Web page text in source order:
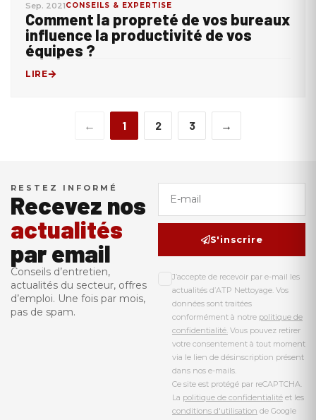
Sep. 2021CONSEILS & EXPERTISE
Comment la propreté de vos bureaux
influence la productivité de vos
équipes ?
LIRE
← 1 2 3 →
RESTEZ INFORMÉ
Recevez nos
actualités
par email
Conseils d’entretien,
actualités du secteur, offres
d’emploi. Une fois par mois,
pas de spam.
J’accepte de recevoir par e-mail les
actualités d’ATP Nettoyage. Vos
données sont traitées
conformément à notre politique de
confidentialité. Vous pouvez retirer
votre consentement à tout moment
via le lien de désinscription présent
dans nos e-mails.
Ce site est protégé par reCAPTCHA.
La politique de confidentialité et les
conditions d'utilisation de Google
S'inscrire